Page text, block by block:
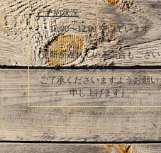
ご予約状況
10:00〜12:00 空いています
(更新が遅れている場合もござい
ますので
ご了承くださいますようお願い
申し上げます）